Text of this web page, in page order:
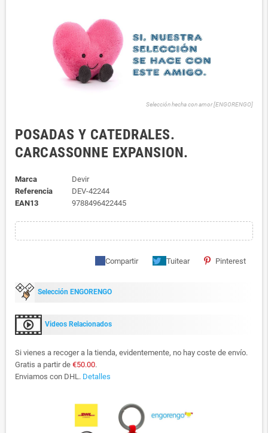
Selección hecha con amor [ENGORENGO]
POSADAS Y CATEDRALES.
CARCASSONNE EXPANSION.
Marca
Devir
Referencia
DEV-42244
EAN13
9788496422445
Compartir Tuitear Pinterest
Selección ENGORENGO
Videos Relacionados
Si vienes a recoger a la tienda, evidentemente, no hay coste de envío.
Gratis a partir de €50.00.
Enviamos con DHL. Detalles